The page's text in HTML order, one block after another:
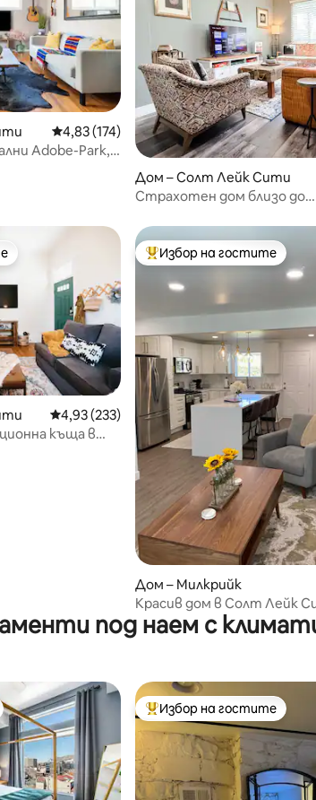
Средна оценка: 4,83 от 5, 174 отзива
4,83 (174)
Adobe-Park,
Дом – Солт Лейк Сити
Страхотен дом близо до
на гостите
Средна оценка: 4,93 от 5, 233 отзива
4,93 (233)
къща в
Най-популярен избор на
Избор на гостите
Дом – Милкрийк
Красив дом в Солт Лейк
частна хидромасажна вана!
под наем с
Най-популярен избор на
Избор на гостите